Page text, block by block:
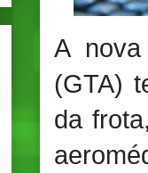
A
(GTA)
da